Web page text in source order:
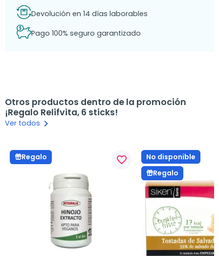
Devolución en 14 días laborables
Pago 100% seguro garantizado
Otros productos dentro de la promoción
¡Regalo Relifvita, 6 sticks!
Ver todos keyboard_arrow_right
Regalo favorite_border
No disponible
Regalo